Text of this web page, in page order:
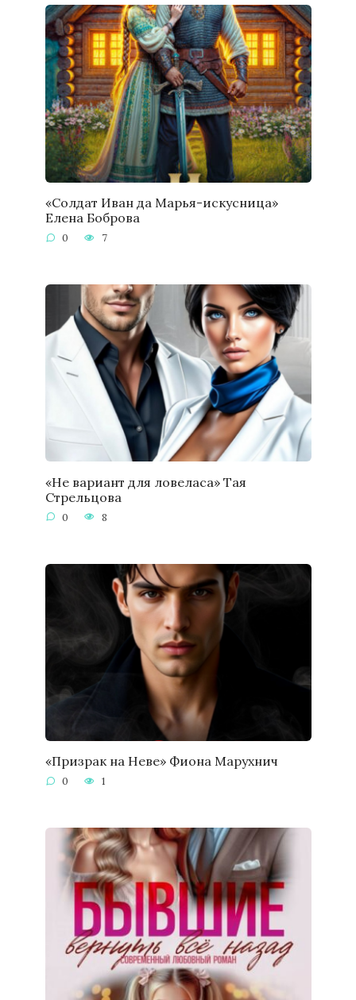
«Солдат Иван да Марья-искусница»
Елена Боброва
0 7
«Не вариант для ловеласа» Тая
Стрельцова
0 8
«Призрак на Неве» Фиона Марухнич
0 1